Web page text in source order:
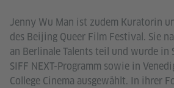
Jenny Wu Man ist zudem Kuratorin
des Beijing Queer Film Festival. Sie
an Berlinale Talents teil und wurde in
SIFF NEXT-Programm sowie in
College Cinema ausgewählt. In ihrer